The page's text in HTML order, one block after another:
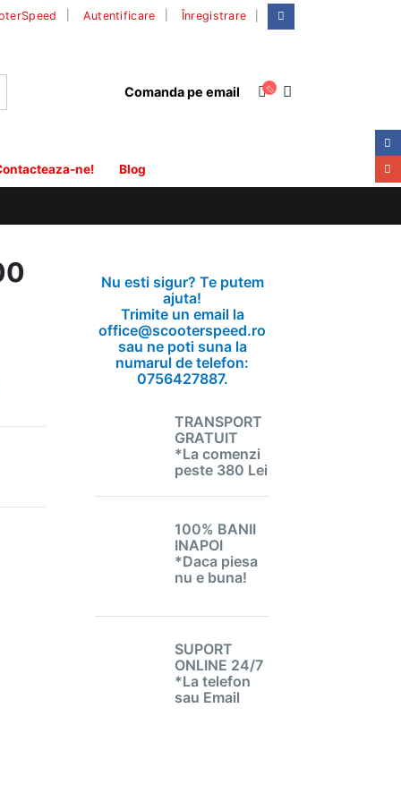
Autentificare Înregistrare
Comanda pe email
ne! Blog
Nu esti sigur? Te putem
ajuta!
Trimite un email la
office@scooterspeed.ro
sau ne poti suna la
numarul de telefon:
0756427887.
TRANSPORT
GRATUIT
*La comenzi
peste 380 Lei
100% BANII
INAPOI
*Daca piesa
nu e buna!
SUPORT
ONLINE 24/7
*La telefon
sau Email